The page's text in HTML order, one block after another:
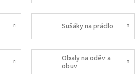
Sušáky na prádlo
Obaly na oděv a
obuv